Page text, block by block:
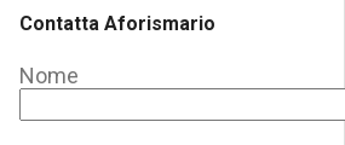
Contatta Aforismario
Nome